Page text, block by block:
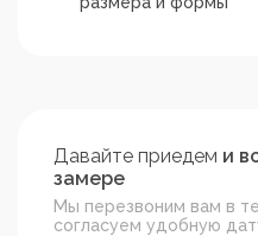
Давайте приедем и
замере
Мы перезвоним вам в
согласуем удобную